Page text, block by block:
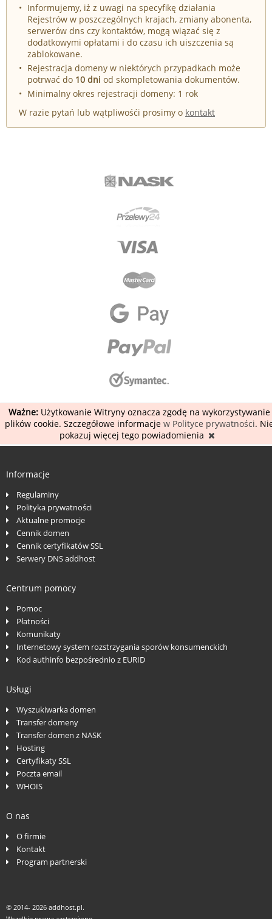
Informujemy, iż z uwagi na specyfikę działania
Rejestrów w poszczególnych krajach, zmiany abonenta,
serwerów dns czy kontaktów, mogą wiązać się z
dodatkowymi opłatami i do czasu ich uiszczenia są
zablokowane.
Rejestracja domeny w niektórych przypadkach może
potrwać do 10 dni od skompletowania dokumentów.
Minimalny okres rejestracji domeny: 1 rok
W razie pytań lub wątpliwośći prosimy o kontakt
Ważne:Użytkowanie Witryny oznacza zgodę na wykorzystywanie
plików cookie. Szczegółowe informacje w Polityce prywatności.
pokazuj więcej tego powiadomienia
Informacje
Regulaminy
Polityka prywatności
Aktualne promocje
Cennik domen
Cennik certyfikatów SSL
Serwery DNS addhost
Centrum pomocy
Pomoc
Płatności
Komunikaty
Internetowy system rozstrzygania sporów konsumenckich
Kod authinfo bezpośrednio z EURID
Usługi
Wyszukiwarka domen
Transfer domeny
Transfer domen z NASK
Hosting
Certyfikaty SSL
Poczta email
WHOIS
O nas
O firmie
Kontakt
Program partnerski
© 2014- 2026 addhost.pl.